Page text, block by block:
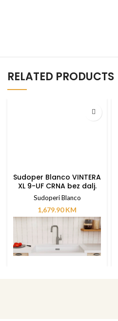
RELATED PRODUCTS
Sudoper Blanco VINTERA
XL 9-UF CRNA bez dalj.
upravlj.
Sudoperi Blanco
1,679.90KM